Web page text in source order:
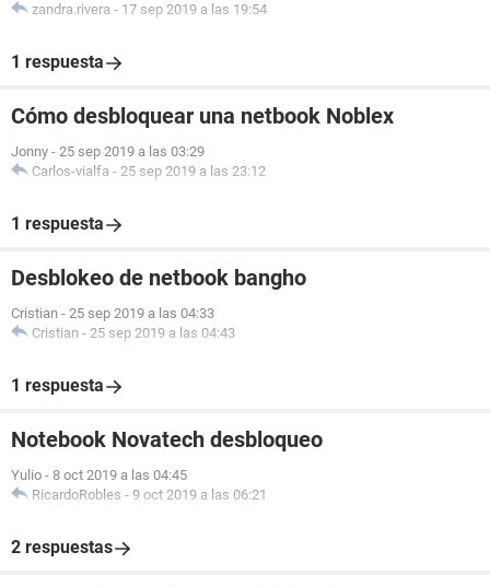
zandra.rivera - 17 sep 2019 a las 19:54
1 respuesta
Cómo desbloquear una netbook Noblex
Jonny - 25 sep 2019 a las 03:29
Carlos-vialfa - 25 sep 2019 a las 23:12
1 respuesta
Desblokeo de netbook bangho
Cristian - 25 sep 2019 a las 04:33
Cristian - 25 sep 2019 a las 04:43
1 respuesta
Notebook Novatech desbloqueo
Yulio - 8 oct 2019 a las 04:45
RicardoRobles - 9 oct 2019 a las 06:21
2 respuestas